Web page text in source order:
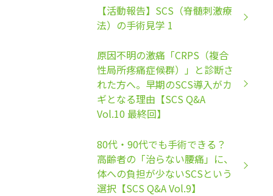
【活動報告】SCS（脊髄刺激療
法）の手術見学 1
原因不明の激痛「CRPS（複合
性局所疼痛症候群）」と診断さ
れた方へ。早期のSCS導入がカ
ギとなる理由【SCS Q&A
Vol.10 最終回】
80代・90代でも手術できる？
高齢者の「治らない腰痛」に、
体への負担が少ないSCSという
選択【SCS Q&A Vol.9】